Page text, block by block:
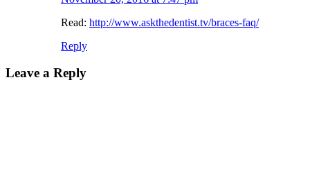
Read: http://www.askthedentist.tv/braces-faq/
Reply
Leave a Reply